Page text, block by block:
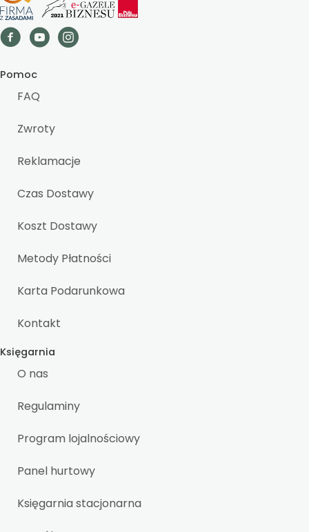
Pomoc
FAQ
Zwroty
Reklamacje
Czas Dostawy
Koszt Dostawy
Metody Płatności
Karta Podarunkowa
Kontakt
Księgarnia
O nas
Regulaminy
Program lojalnościowy
Panel hurtowy
Księgarnia stacjonarna